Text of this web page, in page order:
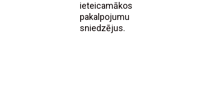
ieteicamākos
pakalpojumu
sniedzējus.